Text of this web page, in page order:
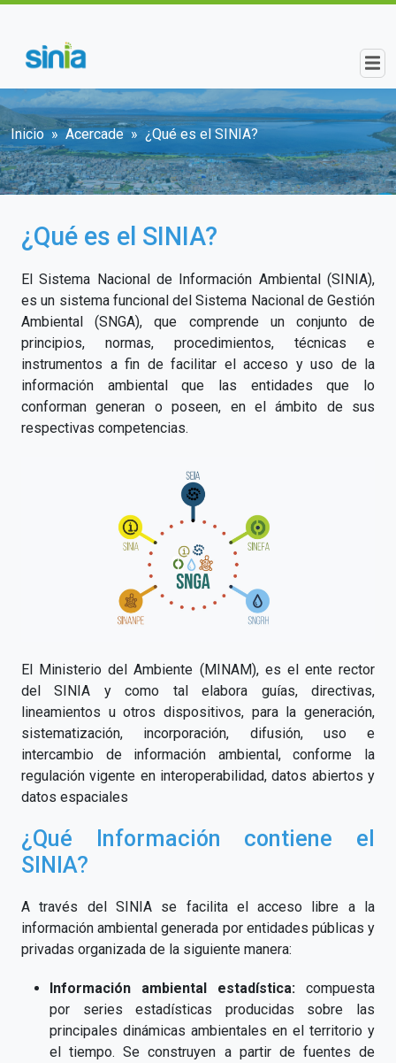
Sobrescribir enlaces de ayuda a la
Inicio Acercade ¿Qué es el SINIA?
¿Qué es el SINIA?
El Sistema Nacional de Información Ambiental (SINIA),
es un sistema funcional del Sistema Nacional de Gestión
Ambiental (SNGA), que comprende un conjunto de
principios, normas, procedimientos, técnicas e
instrumentos a fin de facilitar el acceso y uso de la
información ambiental que las entidades que lo
conforman generan o poseen, en el ámbito de sus
respectivas competencias.
El Ministerio del Ambiente (MINAM), es el ente rector
del SINIA y como tal elabora guías, directivas,
lineamientos u otros dispositivos, para la generación,
sistematización, incorporación, difusión, uso e
intercambio de información ambiental, conforme la
regulación vigente en interoperabilidad, datos abiertos y
datos espaciales
¿Qué Información contiene el
SINIA?
A través del SINIA se facilita el acceso libre a la
información ambiental generada por entidades públicas y
privadas organizada de la siguiente manera:
Información ambiental estadística: compuesta
por series estadísticas producidas sobre las
principales dinámicas ambientales en el territorio y
el tiempo. Se construyen a partir de fuentes de